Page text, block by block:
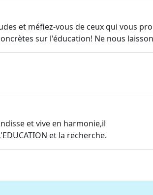
et méfiez-vous de ceux qui vous
sur l'éducation! Ne nous
et vive en harmonie,il
et la recherche.